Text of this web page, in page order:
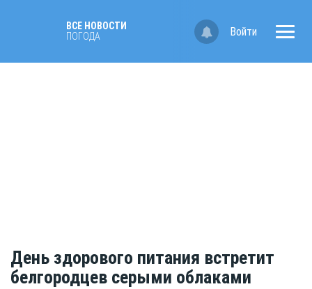
ВСЕ НОВОСТИ
ПОГОДА
Войти
День здорового питания встретит
белгородцев серыми облаками